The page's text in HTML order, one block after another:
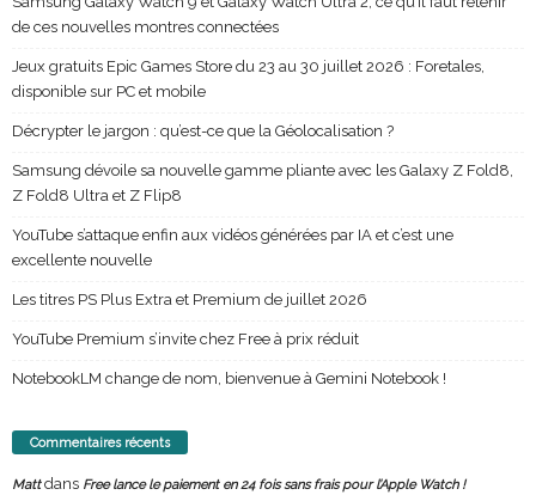
de ces nouvelles montres connectées
Jeux gratuits Epic Games Store du 23 au 30 juillet 2026 : Foretales,
disponible sur PC et mobile
Décrypter le jargon : qu’est-ce que la Géolocalisation ?
Samsung dévoile sa nouvelle gamme pliante avec les Galaxy Z Fold8,
Z Fold8 Ultra et Z Flip8
YouTube s’attaque enfin aux vidéos générées par IA et c’est une
excellente nouvelle
Les titres PS Plus Extra et Premium de juillet 2026
YouTube Premium s’invite chez Free à prix réduit
NotebookLM change de nom, bienvenue à Gemini Notebook !
Commentaires récents
Mattdans Free lance le paiement en 24 fois sans frais pour l’Apple Watch !